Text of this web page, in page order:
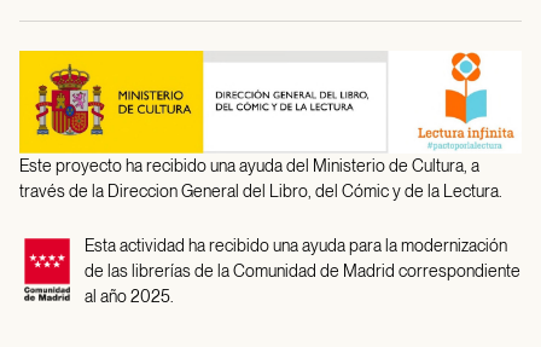
Este proyecto ha recibido una ayuda del Ministerio de Cultura, a
través de la Direccion General del Libro, del Cómic y de la Lectura.
Esta actividad ha recibido una ayuda para la modernización
de las librerías de la Comunidad de Madrid correspondiente
al año 2025.